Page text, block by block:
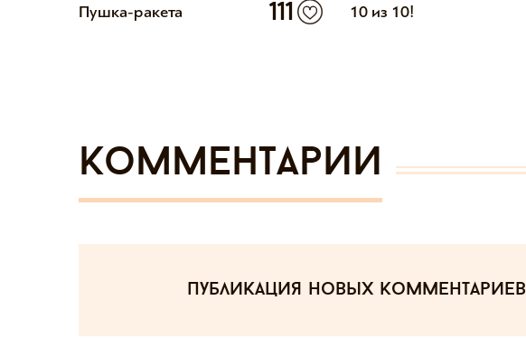
Пушка-ракета 111 10 из 10!
Комментарии
публикация новых комментариев